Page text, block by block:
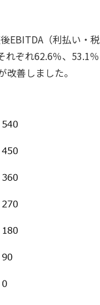
EBITDA（利払い・税
れぞれ62.6％、53.1％
善しました。